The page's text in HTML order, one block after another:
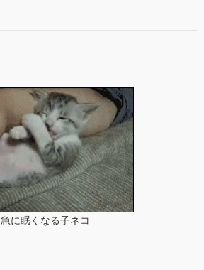
急に眠くなる子ネコ